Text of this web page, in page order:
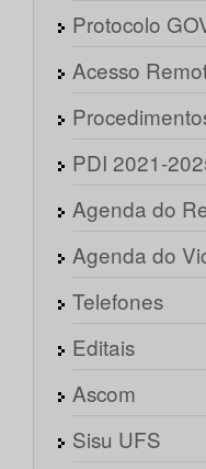
Protocolo
Acesso
PDI 2021-
Agenda do
Agenda do
Telefones
Editais
Ascom
Sisu UFS